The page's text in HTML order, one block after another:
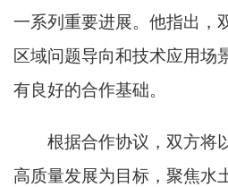
一系列重要进展。他指出，
区域问题导向和技术应用场
有良好的合作基础。
根据合作协议，双方将
高质量发展为目标，聚焦水